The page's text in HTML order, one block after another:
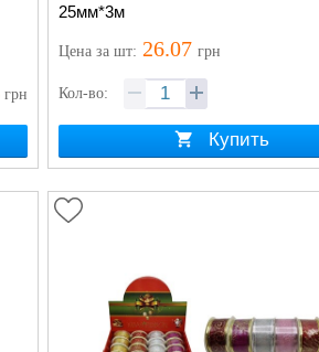
грн
25мм*3м
Ценаза шт: 26.07 грн
Кол-во:
Купить